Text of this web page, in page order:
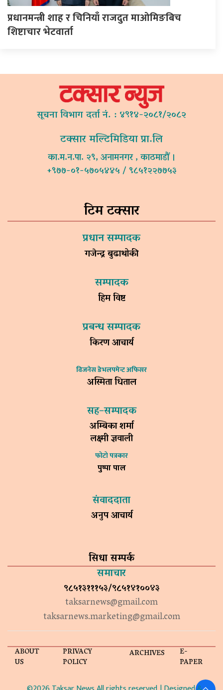
प्रधानमन्त्री शाह र चिनियाँ राजदुत माओमिङबिच
शिष्टाचार भेटवार्ता
सूचना विभाग दर्ता नं. : ४९१४-२०८१/२०८२
टक्सार मल्टिमिडिया प्रा.लि
का.म.न.पा. २९, अनामनगर , काठमाडौं ।
+९७७-०१-५७०५४४५ / ९८५१२२७७५३
टिम टक्सार
प्रधान सम्पादक
गजेन्द्र बुढाथोकी
सम्पादक
हिम विष्ट
प्रबन्ध सम्पादक
किरण आचार्य
विजनेस डेभलपमेन्ट अफिसर
अस्मिता धिताल
सह–सम्पादक
अम्बिका शर्मा
लक्ष्मी ज्ञवाली
फोटो पत्रकार
पुष्पा पाल
संवाददाता
अनुप आचार्य
सिधा सम्पर्क
समाचार
९८५१३१११५३/९८५१४१००४३
taksarnews@gmail.com
taksarnews.marketing@gmail.com
ABOUT
US
PRIVACY
POLICY
ARCHIVES E-
PAPER